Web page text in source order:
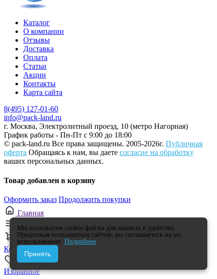
Каталог
О компании
Отзывы
Доставка
Оплата
Статьи
Акции
Контакты
Карта сайта
8(495) 127-01-60
info@pack-land.ru
г. Москва, Электролитный проезд, 10 (метро Нагорная)
График работы - Пн-Пт с 9:00 до 18:00
© pack-land.ru Все права защищены. 2005-2026г. Публичная
оферта Обращаясь к нам, вы даете согласие на обработку
ваших персональных данных.
Товар добавлен в корзину
Оформить заказ Продолжить покупки
Главная
Каталог
0
Корзина
0
Избранное
Мы используем cookie-файлы для анализа и удобства.
Продолжая пользоваться сайтом, вы соглашаетесь на их
использование. Подробнее
Принять